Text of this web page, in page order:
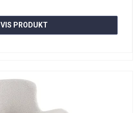
VIS PRODUKT